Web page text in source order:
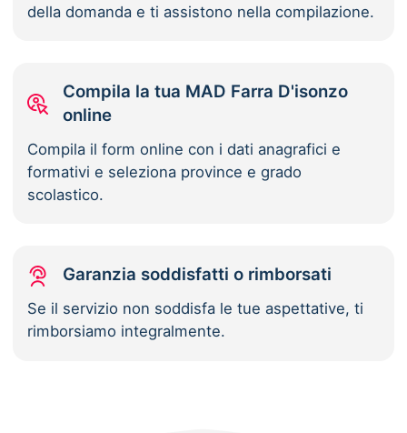
della domanda e ti assistono nella compilazione.
Compila la tua MAD Farra D'isonzo
online
Compila il form online con i dati anagrafici e
formativi e seleziona province e grado
scolastico.
Garanzia soddisfatti o rimborsati
Se il servizio non soddisfa le tue aspettative, ti
rimborsiamo integralmente.